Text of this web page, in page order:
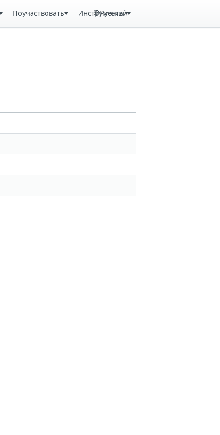
Поучаствовать Инструменты
Русский